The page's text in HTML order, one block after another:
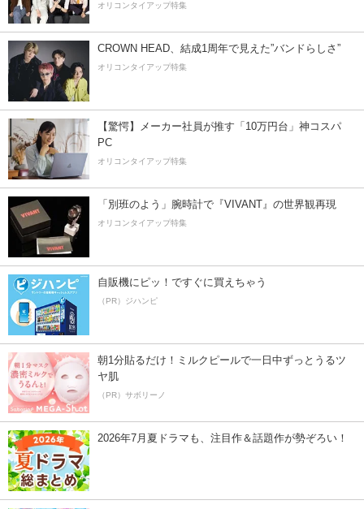
オリコンタイアップ特集
CROWN HEAD、結成1周年で見えた”バンドらしさ”
オリコンタイアップ特集
【驚愕】メーカー社員が推す「10万円台」神コスパ
PC
オリコンタイアップ特集
「別班のよう」腕時計で『VIVANT』の世界観再現
オリコンタイアップ特集
自販機にピッ！ですぐに買えちゃう
（PR）ジハンピ
朝1分貼るだけ！ミルクピールで一日中ずっとうるツ
ヤ肌
（PR）サボリーノ
2026年7月夏ドラマも、注目作＆話題作が勢ぞろい！